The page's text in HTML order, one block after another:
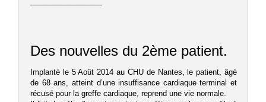
—————————-
Des nouvelles du 2ème patient.
Implanté le 5 Août 2014 au CHU de Nantes, le patient, âgé
de 68 ans, atteint d’une insuffisance cardiaque terminal et
récusé pour la greffe cardiaque, reprend une vie normale.